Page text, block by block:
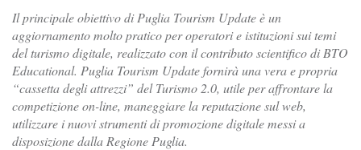
Il principale obiettivo di Puglia Tourism Update è un
aggiornamento molto pratico per operatori e istituzioni sui temi
del turismo digitale, realizzato con il contributo scientifico di BTO
Educational. Puglia Tourism Update fornirà una vera e propria
“cassetta degli attrezzi” del Turismo 2.0, utile per affrontare la
competizione on-line, maneggiare la reputazione sul web,
utilizzare i nuovi strumenti di promozione digitale messi a
disposizione dalla Regione Puglia.